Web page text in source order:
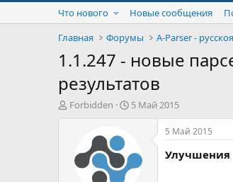
Что нового Новые сообщения
Главная
Форумы A-Parser -
1.1.247 - новые
результатов
А
Forbidden
Д
н
а
5 Май 2015
5 Май 2015
Улучшения